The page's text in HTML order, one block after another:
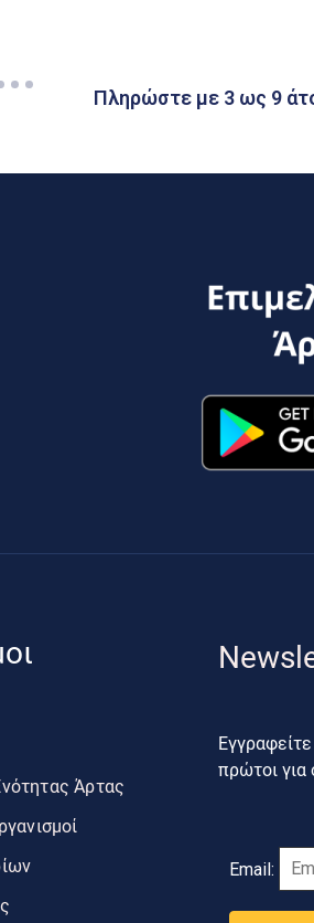
Πληρώστε με 3 ως 9
Άρτας
πρώτοι για
Email: